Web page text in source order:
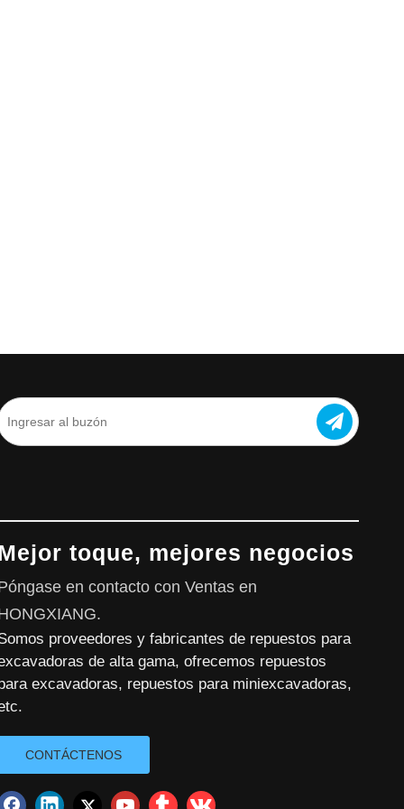
toque, mejores negocios
en contacto con Ventas en
proveedores y fabricantes de repuestos para
de alta gama, ofrecemos repuestos
excavadoras, repuestos para miniexcavadoras,
CONTÁCTENOS